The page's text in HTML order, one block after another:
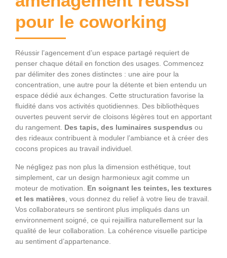
pour le coworking
Réussir l’agencement d’un espace partagé requiert de
penser chaque détail en fonction des usages. Commencez
par délimiter des zones distinctes : une aire pour la
concentration, une autre pour la détente et bien entendu un
espace dédié aux échanges. Cette structuration favorise la
fluidité dans vos activités quotidiennes. Des bibliothèques
ouvertes peuvent servir de cloisons légères tout en apportant
du rangement. Des tapis, des luminaires suspendus ou
des rideaux contribuent à moduler l’ambiance et à créer des
cocons propices au travail individuel.
Ne négligez pas non plus la dimension esthétique, tout
simplement, car un design harmonieux agit comme un
moteur de motivation. En soignant les teintes, les textures
et les matières, vous donnez du relief à votre lieu de travail.
Vos collaborateurs se sentiront plus impliqués dans un
environnement soigné, ce qui rejaillira naturellement sur la
qualité de leur collaboration. La cohérence visuelle participe
au sentiment d’appartenance.